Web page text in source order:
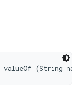
valueOf (String